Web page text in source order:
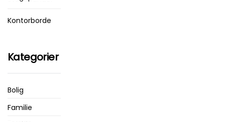
Kontorborde
Kategorier
Bolig
Familie